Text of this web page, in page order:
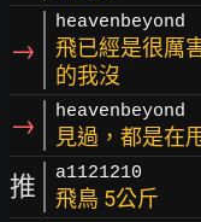
→
heavenbeyond
飛已經是很厲
的我沒
→ heavenbeyond
見過，都是在
推 a1121210
飛鳥 5公斤